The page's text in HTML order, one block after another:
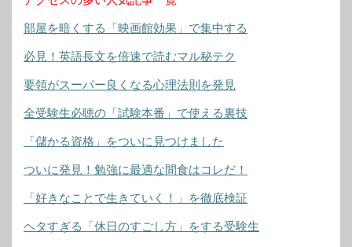
部屋を暗くする「映画館効果」で集中する
必見！英語長文を倍速で読むマル秘テク
要領がスーパー良くなる心理法則を発見
全受験生必聴の「試験本番」で使える裏技
「儲かる資格」をついに見つけました
ついに発見！勉強に最適な間食はコレだ！
「好きなことで生きていく！」を徹底検証
ヘタすぎる「休日のすごし方」をする受験生